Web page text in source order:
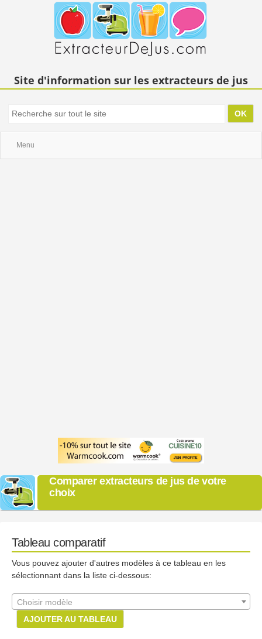
Site d'information sur les extracteurs de jus
Menu
Comparer extracteurs de jus de votre
choix
Tableau comparatif
Vous pouvez ajouter d'autres modèles à ce tableau en les
sélectionnant dans la liste ci-dessous:
Choisir modèle
AJOUTER AU TABLEAU